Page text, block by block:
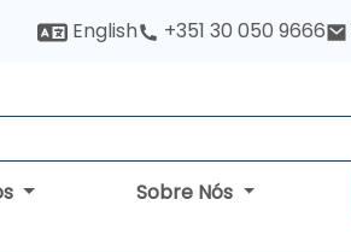
English +351 30 050 9666
Sobre Nós